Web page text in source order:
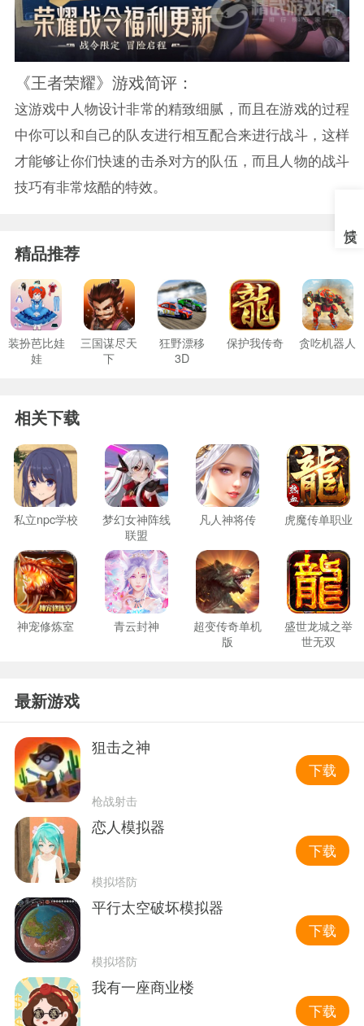
《王者荣耀》游戏简评：
这游戏中人物设计非常的精致细腻，而且在游戏的过程
中你可以和自己的队友进行相互配合来进行战斗，这样
才能够让你们快速的击杀对方的队伍，而且人物的战斗
技巧有非常炫酷的特效。
精品推荐
装扮芭比娃
娃
三国谋尽天
下
狂野漂移
3D
保护我传奇 贪吃机器人
相关下载
私立npc学校
梦幻女神阵线
联盟
凡人神将传 虎魔传单职业
神宠修炼室 青云封神
超变传奇单机
版
盛世龙城之举
世无双
最新游戏
狙击之神
枪战射击
下载
恋人模拟器
模拟塔防
下载
平行太空破坏模拟器
模拟塔防
下载
我有一座商业楼
下载